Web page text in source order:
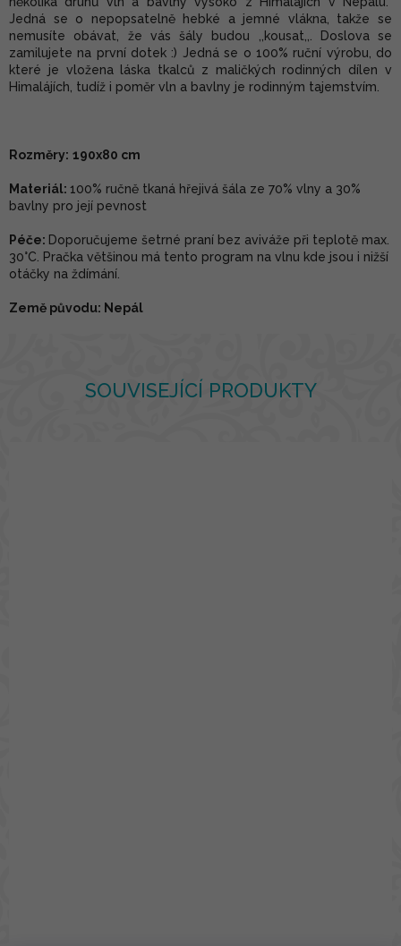
SOUVISEJÍCÍ PRODUKTY
Jedná se o nepopsatelně hebké a jemné vlákna, takže se
nemusíte obávat, že vás šály budou ,,kousat,,. Doslova se
zamilujete na první dotek :) Jedná se o 100% ruční výrobu, do
které je vložena láska tkalců z maličkých rodinných dílen v
Himalájích, tudíž i poměr vln a bavlny je rodinným tajemstvím.
Rozměry: 190x80 cm
Materiál: 100% ručně tkaná hřejivá šála ze 70% vlny a 30%
bavlny pro její pevnost
Péče: Doporučujeme šetrné praní bez aviváže při teplotě max.
30°C. Pračka většinou má tento program na vlnu kde jsou i nižší
otáčky na ždímání.
Země původu: Nepál